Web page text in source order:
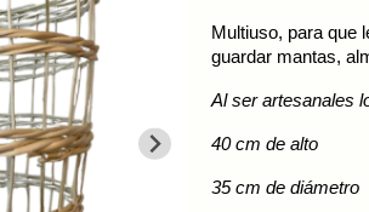
Multiuso, para que
guardar mantas,
Al ser artesanales
40 cm de alto
35 cm de diámetro
Iniciar sesión